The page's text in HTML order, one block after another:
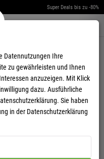
Super Deals bis zu -80%
Warenkorb aufklappen
Datennutzungen Ihre
zu gewährleisten und Ihnen
anzuzeigen. Mit Klick
dazu. Ausführliche
Sie haben
in der Datenschutzerklärung